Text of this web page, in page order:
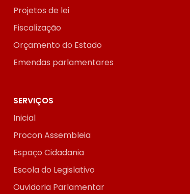
Projetos de lei
Fiscalização
Orçamento do Estado
Emendas parlamentares
SERVIÇOS
Inicial
Procon Assembleia
Espaço Cidadania
Escola do Legislativo
Ouvidoria Parlamentar